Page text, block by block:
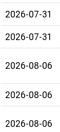
2026-07-31
2026-07-31
2026-08-06
2026-08-06
2026-08-06